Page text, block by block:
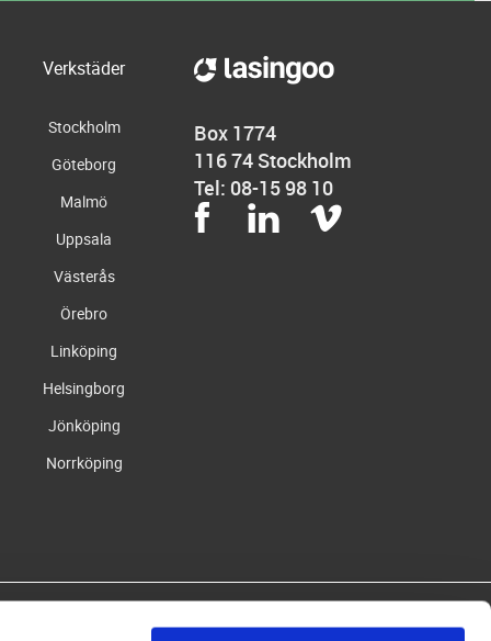
Verkstäder
Stockholm
Göteborg
Malmö
Uppsala
Västerås
Örebro
Linköping
Helsingborg
Jönköping
Norrköping
Box 1774
116 74 Stockholm
Tel: 08-15 98 10